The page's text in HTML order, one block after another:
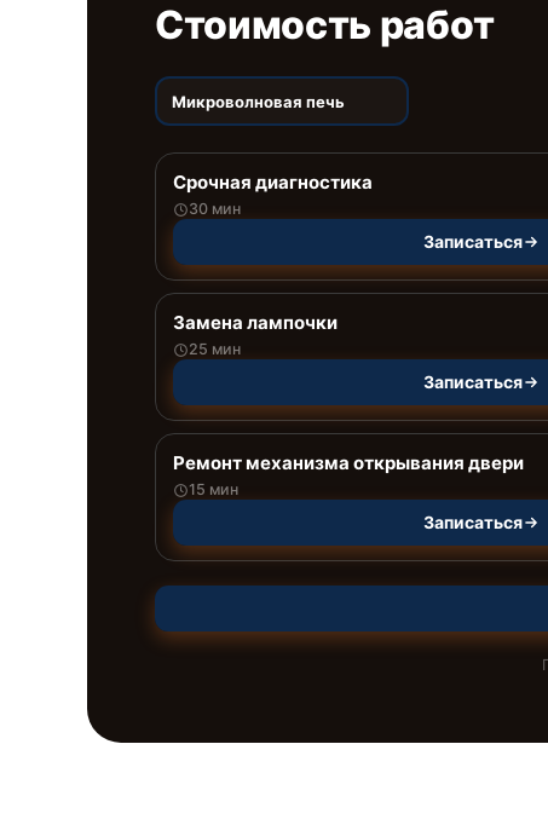
Стоимость работ
Микроволновая печь
Срочная диагностика
30 мин
Записаться
Замена лампочки
25 мин
Записаться
Ремонт механизма открывания двери
15 мин
Записаться